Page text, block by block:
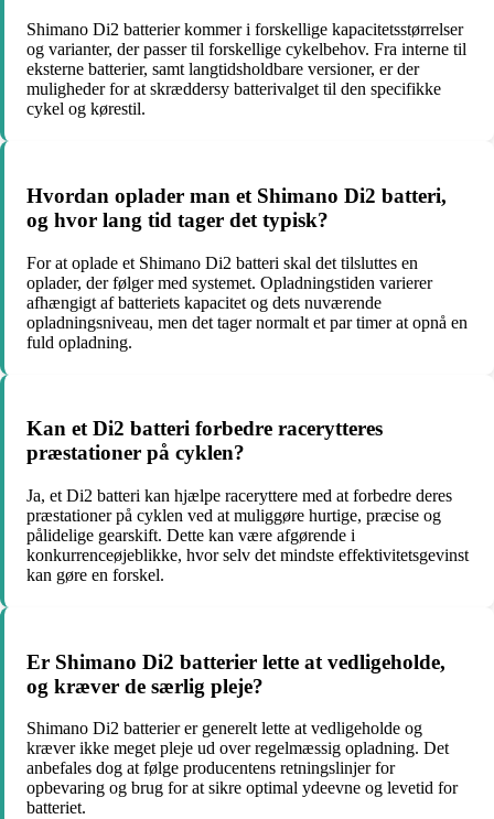
Shimano Di2 batterier kommer i forskellige kapacitetsstørrelser
og varianter, der passer til forskellige cykelbehov. Fra interne til
eksterne batterier, samt langtidsholdbare versioner, er der
muligheder for at skræddersy batterivalget til den specifikke
cykel og kørestil.
Hvordan oplader man et Shimano Di2 batteri,
og hvor lang tid tager det typisk?
For at oplade et Shimano Di2 batteri skal det tilsluttes en
oplader, der følger med systemet. Opladningstiden varierer
afhængigt af batteriets kapacitet og dets nuværende
opladningsniveau, men det tager normalt et par timer at opnå en
fuld opladning.
Kan et Di2 batteri forbedre racerytteres
præstationer på cyklen?
Ja, et Di2 batteri kan hjælpe raceryttere med at forbedre deres
præstationer på cyklen ved at muliggøre hurtige, præcise og
pålidelige gearskift. Dette kan være afgørende i
konkurrenceøjeblikke, hvor selv det mindste effektivitetsgevinst
kan gøre en forskel.
Er Shimano Di2 batterier lette at vedligeholde,
og kræver de særlig pleje?
Shimano Di2 batterier er generelt lette at vedligeholde og
kræver ikke meget pleje ud over regelmæssig opladning. Det
anbefales dog at følge producentens retningslinjer for
opbevaring og brug for at sikre optimal ydeevne og levetid for
batteriet.